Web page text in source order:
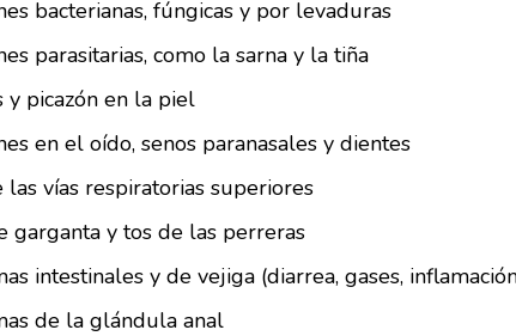
bacterianas, fúngicas y por levaduras
parasitarias, como la sarna y la tiña
y picazón en la piel
en el oído, senos paranasales y dientes
las vías respiratorias superiores
garganta y tos de las perreras
intestinales y de vejiga (diarrea, gases,
de la glándula anal